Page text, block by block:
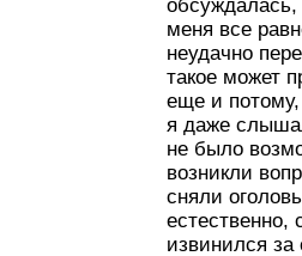
меня все
неудачно
такое может
еще и
я даже
не было
возникли
сняли
естественно,
извинился